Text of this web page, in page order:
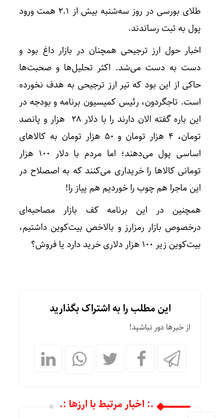
طلای بورسی در روز سه‌شنبه بیش از 2.1 همت ورود
پول به ثبت رساندند.
اخبار حول ارز ترجیحی همچنان در بازار داغ بود و
دست به دست می‌شد. اکثر تحلیل‌ها و صحبت‌ها
حاکی از این بود که تیر ارز ترجیحی به هدف نخورده
است. تاجگردون، رئیس کمیسیون برنامه و بودجه در
این باره گفته الان دارند را با دلار ۲۸ هزار و پانصد
تومان، ۴ هزار تومان و ۵۰ هزار تومان به کالاهای
اساسی پول می‌دهند؛ اما مردم با دلار ۱۰۰ هزار
تومانی کالاها را خریداری می‌کنند که به اصصلاح در
این ماجرا هم چوب را خوردیم هم پیاز را!
همچنین در این برنامه کف بازار مصاحبه‌ای
درخصوص بازار رمزارز و بالاخص بیت‌کوین داشتیم،
بیت‌کوین زیر 100 هزار دلاری خرید دارد یا فروش؟
این مطلب را به اشتراک بگذارید
از خبرها دور نباشید!
.: اخبار مرتبط با ارزها :.